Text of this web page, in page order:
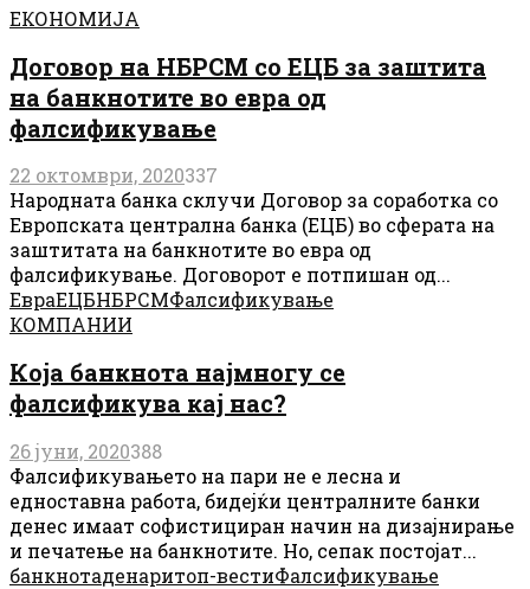
ЕКОНОМИЈА
Договор на НБРСМ со ЕЦБ за заштита
на банкнотите во евра од
фалсификување
22 октомври, 2020337
Народната банка склучи Договор за соработка со
Европската централна банка (ЕЦБ) во сферата на
заштитата на банкнотите во евра од
фалсификување. Договорот е потпишан од...
ЕвраЕЦБНБРСМФалсификување
КОМПАНИИ
Која банкнота најмногу се
фалсификува кај нас?
26 јуни, 2020388
Фалсификувањето на пари не е лесна и
едноставна работа, бидејќи централните банки
денес имаат софистициран начин на дизајнирање
и печатење на банкнотите. Но, сепак постојат...
банкнотаденаритоп-вестиФалсификување